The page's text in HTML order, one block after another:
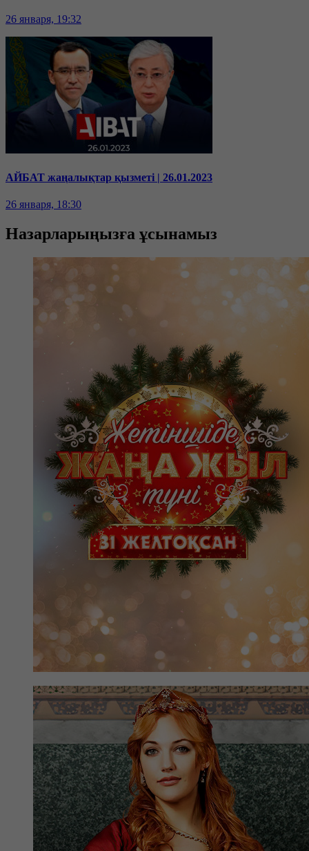
26 января, 19:32
АЙБАТ жаңалықтар қызметі | 26.01.2023
26 января, 18:30
Назарларыңызға ұсынамыз